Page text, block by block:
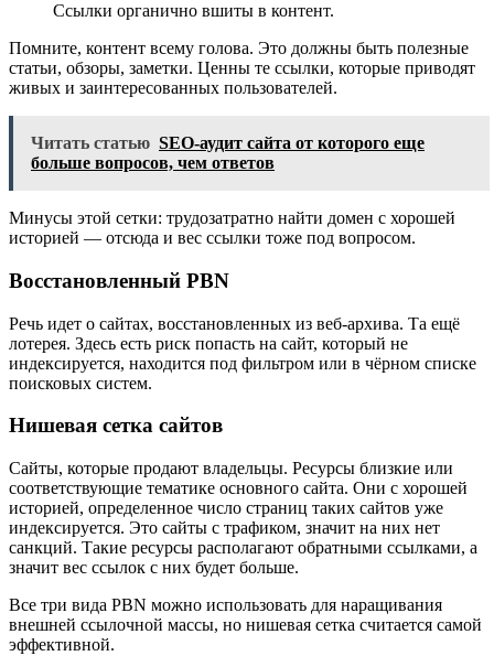
Ссылки органично вшиты в контент.
Помните, контент всему голова. Это должны быть полезные
статьи, обзоры, заметки. Ценны те ссылки, которые приводят
живых и заинтересованных пользователей.
Читать статью SEO-аудит сайта от которого еще
больше вопросов, чем ответов
Минусы этой сетки: трудозатратно найти домен с хорошей
историей — отсюда и вес ссылки тоже под вопросом.
Восстановленный PBN
Речь идет о сайтах, восстановленных из веб-архива. Та ещё
лотерея. Здесь есть риск попасть на сайт, который не
индексируется, находится под фильтром или в чёрном списке
поисковых систем.
Нишевая сетка сайтов
Сайты, которые продают владельцы. Ресурсы близкие или
соответствующие тематике основного сайта. Они с хорошей
историей, определенное число страниц таких сайтов уже
индексируется. Это сайты с трафиком, значит на них нет
санкций. Такие ресурсы располагают обратными ссылками, а
значит вес ссылок с них будет больше.
Все три вида PBN можно использовать для наращивания
внешней ссылочной массы, но нишевая сетка считается самой
эффективной.